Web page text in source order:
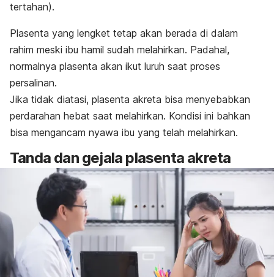
tertahan).
Plasenta yang lengket tetap akan berada di dalam
rahim meski ibu hamil sudah melahirkan. Padahal,
normalnya plasenta akan ikut luruh saat proses
persalinan.
Jika tidak diatasi, plasenta akreta bisa menyebabkan
perdarahan hebat saat melahirkan. Kondisi ini bahkan
bisa mengancam nyawa ibu yang telah melahirkan.
Tanda dan gejala plasenta akreta